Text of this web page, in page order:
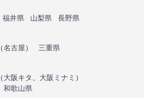
福井県 山梨県
長野県
（名古屋）
三重県
（大阪キタ 大阪ミナミ ）
和歌山県